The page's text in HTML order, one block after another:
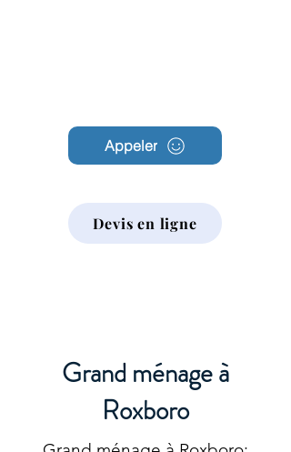
Appeler
Devis en ligne
Grand ménage à
Roxboro